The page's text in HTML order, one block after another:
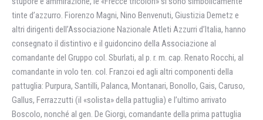
tinte d’azzurro. Fiorenzo Magni, Nino Benvenuti, Giustizia Demetz e
altri dirigenti dell’Associazione Nazionale Atleti Azzurri d’Italia, hanno
consegnato il distintivo e il guidoncino della Associazione al
comandante del Gruppo col. Sburlati, al p. r. m. cap. Renato Rocchi, al
comandante in volo ten. col. Franzoi ed agli altri componenti della
pattuglia: Purpura, Santilli, Palanca, Montanari, Bonollo, Gais, Caruso,
Gallus, Ferrazzutti (il «solista» della pattuglia) e l’ultimo arrivato
Boscolo, nonché al gen. De Giorgi, comandante della prima pattuglia